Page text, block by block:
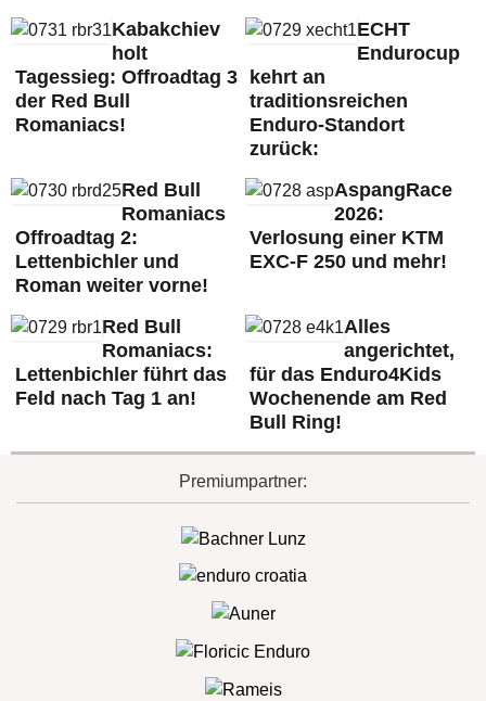
Kabakchiev
holt
Tagessieg: Offroadtag 3
der Red Bull
Romaniacs!
ECHT
Endurocup
kehrt an
traditionsreichen
Enduro-Standort
zurück:
Red Bull
Romaniacs
Offroadtag 2:
Lettenbichler und
Roman weiter vorne!
AspangRace
2026:
Verlosung einer KTM
EXC-F 250 und mehr!
Red Bull
Romaniacs:
Lettenbichler führt das
Feld nach Tag 1 an!
Alles
angerichtet,
für das Enduro4Kids
Wochenende am Red
Bull Ring!
Premiumpartner: